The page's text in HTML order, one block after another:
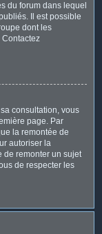
du forum dans lequel
Il est possible
dont les
Contactez
consultation, vous
page. Par
la remontée de
autoriser la
de remonter un sujet
de respecter les